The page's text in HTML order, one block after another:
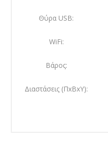
Θύρα USB:
WiFi:
Βάρος:
Διαστάσεις (ΠxΒxΥ):